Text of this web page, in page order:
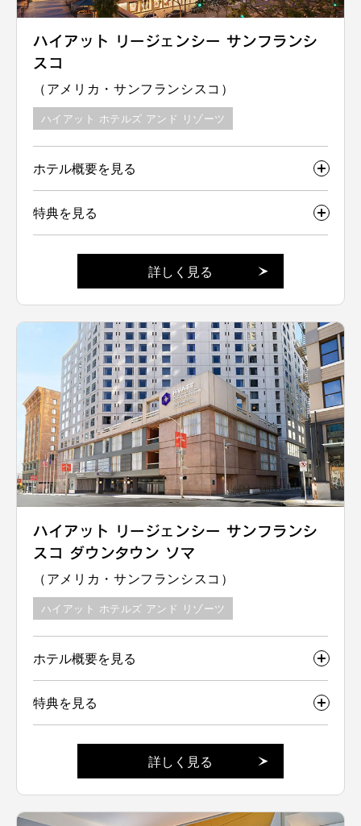
ハイアット リージェンシー サンフランシ
スコ
（アメリカ・サンフランシスコ）
ハイアット ホテルズ アンド リゾーツ
ホテル概要を見る
特典を見る
詳しく見る
ハイアット リージェンシー サンフランシ
スコ ダウンタウン ソマ
（アメリカ・サンフランシスコ）
ハイアット ホテルズ アンド リゾーツ
ホテル概要を見る
特典を見る
詳しく見る